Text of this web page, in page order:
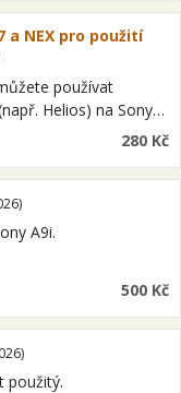
a NEX pro použití
používat
Helios) na Sony
| a7S…
280 Kč
)
A9i.
500 Kč
)
použitý.